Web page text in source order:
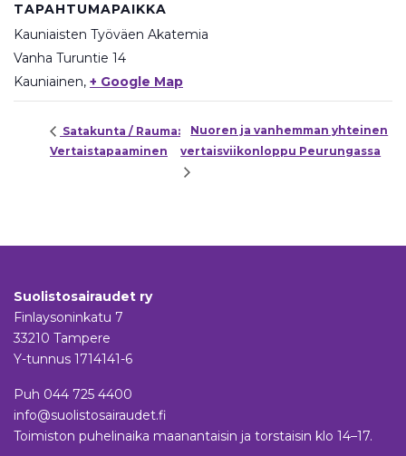
TAPAHTUMAPAIKKA
Kauniaisten Työväen Akatemia
Vanha Turuntie 14
Kauniainen, + Google Map
Satakunta / Rauma:
Vertaistapaaminen
Nuoren ja vanhemman yhteinen
vertaisviikonloppu Peurungassa
Suolistosairaudet ry
Finlaysoninkatu 7
33210 Tampere
Y-tunnus 1714141-6
Puh 044 725 4400
info@suolistosairaudet.fi
Toimiston puhelinaika maanantaisin ja torstaisin klo 14–17.